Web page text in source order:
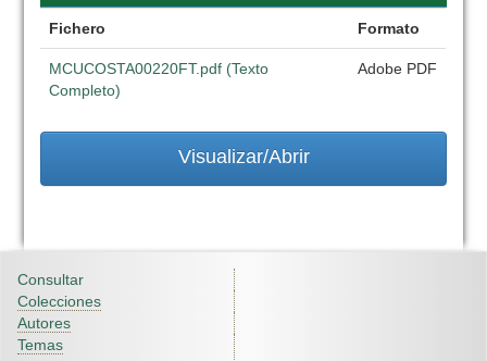
Fichero Formato
MCUCOSTA00220FT.pdf (Texto
Completo)
Adobe PDF
Visualizar/Abrir
Consultar
Colecciones
Autores
Temas